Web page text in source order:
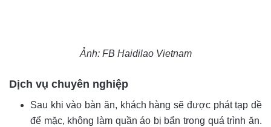
Ảnh: FB Haidilao Vietnam
Dịch vụ chuyên nghiệp
Sau khi vào bàn ăn, khách hàng sẽ được phát tạp dề
để mặc, không làm quần áo bị bẩn trong quá trình ăn.